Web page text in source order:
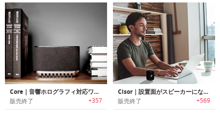
Core｜音響ホログラフィ対応ワイヤレススピーカー
販売終了 +357
Cisor｜設置面がスピーカーになるパワフル振動スピーカー「シザー」
販売終了 +569